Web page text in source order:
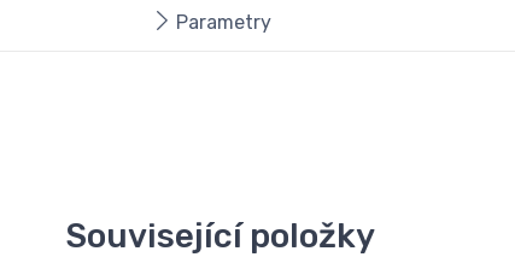
Parametry
Související položky